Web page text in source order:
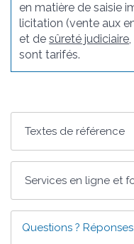
en matière de saisie
licitation (vente aux
et desûreté judiciaire
sont tarifés.
Textes de référence
Services en ligne et
Questions ? Réponses